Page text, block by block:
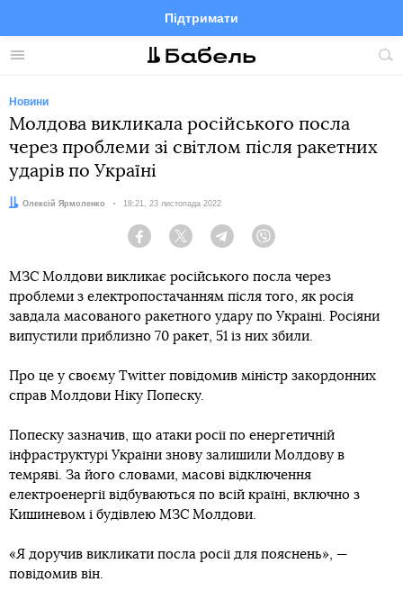
Меню
Підтримати
FacebookTelegramTwitter
Новини
Молдова викликала російського посла
через проблеми зі світлом після ракетних
ударів по Україні
Автор:
Олексій Ярмоленко Дата:
18:21, 23 листопада 2022
Facebook Twitter Telegram
МЗС Молдови викликає російського посла через
проблеми з електропостачанням після того, як росія
завдала масованого ракетного удару по Україні. Росіяни
випустили приблизно 70 ракет, 51 із них збили.
Про це у своєму Twitter повідомив міністр закордонних
справ Молдови Ніку Попеску.
Попеску зазначив, що атаки росії по енергетичній
інфраструктурі України знову залишили Молдову в
темряві. За його словами, масові відключення
електроенергії відбуваються по всій країні, включно з
Кишиневом і будівлею МЗС Молдови.
«Я доручив викликати посла росії для пояснень», —
повідомив він.